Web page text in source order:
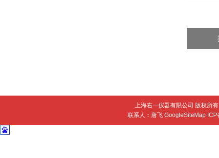
上海右一仪器有限公司 版权所
联系人：唐飞GoogleSiteMap